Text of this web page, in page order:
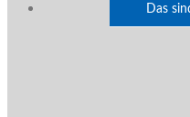
Das